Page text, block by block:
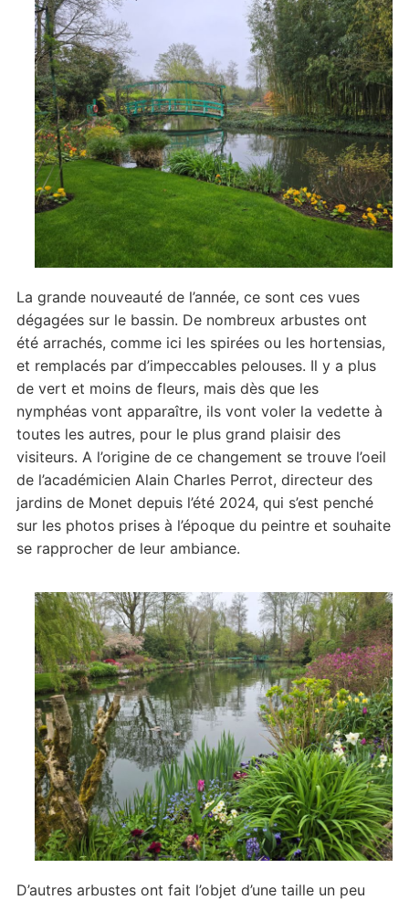
La grande nouveauté de l’année, ce sont ces vues
dégagées sur le bassin. De nombreux arbustes ont
été arrachés, comme ici les spirées ou les hortensias,
et remplacés par d’impeccables pelouses. Il y a plus
de vert et moins de fleurs, mais dès que les
nymphéas vont apparaître, ils vont voler la vedette à
toutes les autres, pour le plus grand plaisir des
visiteurs. A l’origine de ce changement se trouve l’oeil
de l’académicien Alain Charles Perrot, directeur des
jardins de Monet depuis l’été 2024, qui s’est penché
sur les photos prises à l’époque du peintre et souhaite
se rapprocher de leur ambiance.
D’autres arbustes ont fait l’objet d’une taille un peu